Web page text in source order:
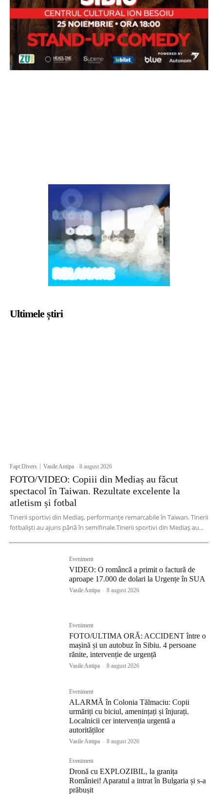
Ultimele știri
Fapt Divers Vasile Antipa -8 august 2026
FOTO/VIDEO: Copiii din Mediaș au făcut
spectacol în Taiwan. Rezultate excelente la
atletism și fotbal
Tinerii sportivi din Mediaș, performanțe remarcabile în Taiwan. Tinerii
fotbaliști au ajuns până în semifinale.Tinerii sportivi din Mediaș au...
Eveniment
VIDEO: O româncă a primit o factură de
aproape 17.000 de dolari la Urgențe în SUA
Vasile Antipa - 8 august 2026
Eveniment
FOTO/ULTIMA ORĂ: ACCIDENT între o
mașină și un autobuz în Sibiu. 4 persoane
rănite, intervenție de urgență
Vasile Antipa - 8 august 2026
Eveniment
ALARMĂ în Colonia Tălmaciu: Copii
urmăriți cu biciul, amenințați și înjurați.
Localnicii cer intervenția urgentă a
autorităților
Vasile Antipa - 8 august 2026
Eveniment
Dronă cu EXPLOZIBIL, la granița
României! Aparatul a intrat în Bulgaria și s-a
prăbușit